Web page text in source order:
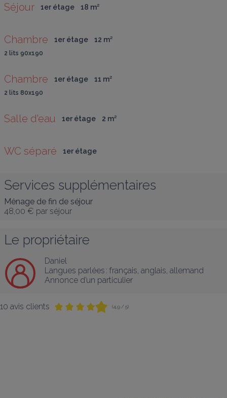
Séjour 1er étage 18 m²
Chambre 1er étage 12 m²
2 lits 90x190
Chambre 1er étage 11 m²
2 lits 80x190
Salle d'eau 1er étage 2 m²
WC séparé 1er étage
Services supplémentaires
Ménage de fin de séjour
48,00 € par séjour
Le propriétaire
Daniel
Langues parlées : français, anglais, allemand
Annonce d’un particulier
10 avis clients (4,9 / 5)